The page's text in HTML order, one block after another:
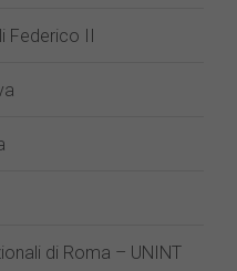
Federico II
di Roma – UNINT